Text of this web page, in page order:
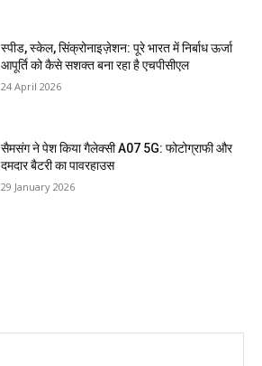
स्पीड, स्केल, सिंक्रोनाइज़ेशन: पूरे भारत में निर्बाध ऊर्जा
आपूर्ति को कैसे सशक्त बना रहा है एचपीसीएल
24 April 2026
सैमसंग ने पेश किया गैलेक्सी A07 5G: फोटोग्राफी और
दमदार बैटरी का पावरहाउस
29 January 2026